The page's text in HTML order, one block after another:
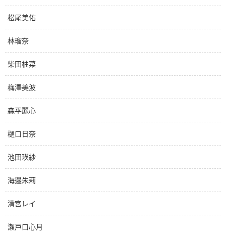
松尾美佑
林瑠奈
柴田柚菜
梅澤美波
森平麗心
樋口日奈
池田瑛紗
海邉朱莉
清宮レイ
瀬戸口心月